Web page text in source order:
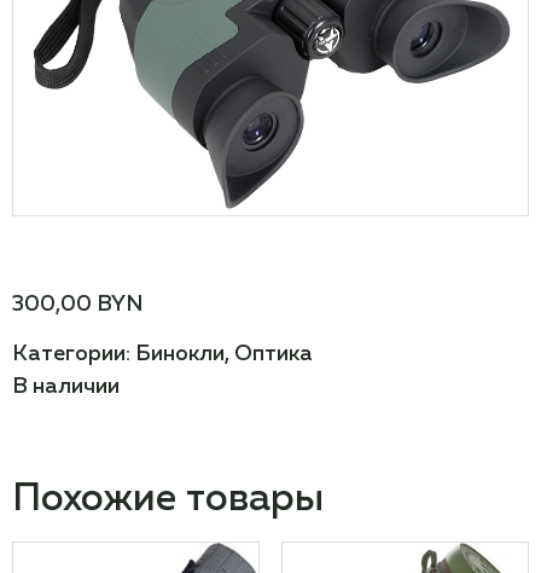
300,00 BYN
Категории: Бинокли, Оптика
В наличии
Похожие товары